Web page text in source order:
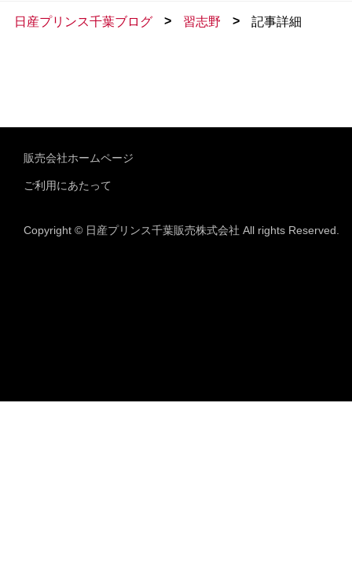
日産プリンス千葉ブログ > 習志野 > 記事詳細
販売会社ホームページ
ご利用にあたって
Copyright © 日産プリンス千葉販売株式会社 All rights Reserved.